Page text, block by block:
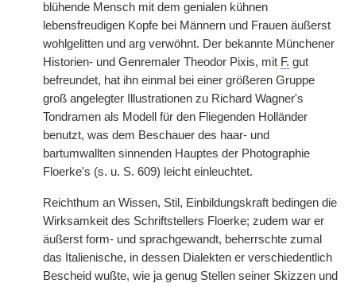
blühende Mensch mit dem genialen kühnen
lebensfreudigen Kopfe bei Männern und Frauen äußerst
wohlgelitten und arg verwöhnt. Der bekannte Münchener
Historien- und Genremaler Theodor Pixis, mit F. gut
befreundet, hat ihn einmal bei einer größeren Gruppe
groß angelegter Illustrationen zu Richard Wagner's
Tondramen als Modell für den Fliegenden Holländer
benutzt, was dem Beschauer des haar- und
bartumwallten sinnenden Hauptes der Photographie
Floerke's (s. u. S. 609) leicht einleuchtet.
Reichthum an Wissen, Stil, Einbildungskraft bedingen die
Wirksamkeit des Schriftstellers Floerke; zudem war er
äußerst form- und sprachgewandt, beherrschte zumal
das Italienische, in dessen Dialekten er verschiedentlich
Bescheid wußte, wie ja genug Stellen seiner Skizzen und